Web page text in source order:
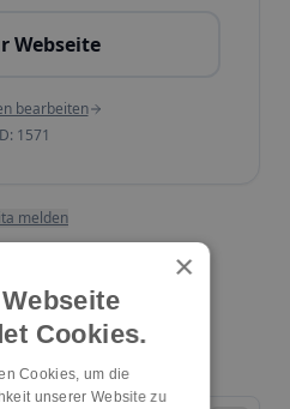
Webseite
bearbeiten
1571
melden
Friedrichshain
×
Cookies.
Cookies, um die
unserer Website zu